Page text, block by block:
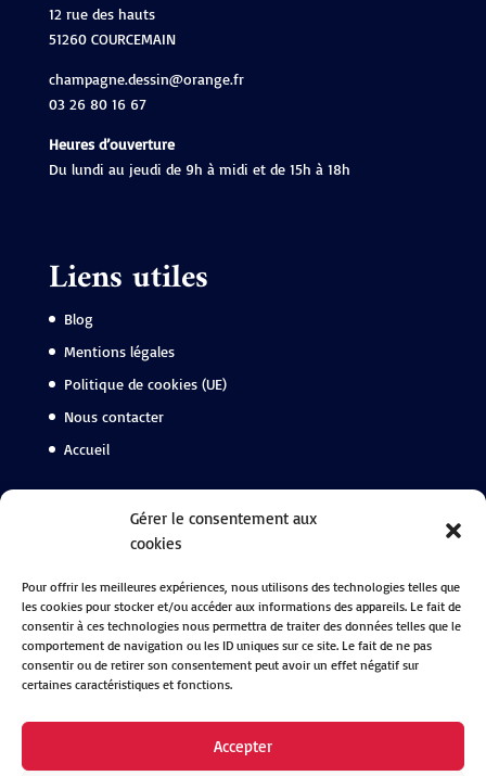
Gérer le consentement aux
cookies
Pour offrir les meilleures expériences, nous utilisons des technologies telles que
les cookies pour stocker et/ou accéder aux informations des appareils. Le fait de
consentir à ces technologies nous permettra de traiter des données telles que le
comportement de navigation ou les ID uniques sur ce site. Le fait de ne pas
consentir ou de retirer son consentement peut avoir un effet négatif sur
certaines caractéristiques et fonctions.
Accepter
12 rue des hauts
51260 COURCEMAIN
champagne.dessin@orange.fr
03 26 80 16 67
Heures d’ouverture
Du lundi au jeudi de 9h à midi et de 15h à 18h
Liens utiles
Blog
Mentions légales
Politique de cookies (UE)
Nous contacter
Accueil
Suivez-nous
Instagram
Linkedin